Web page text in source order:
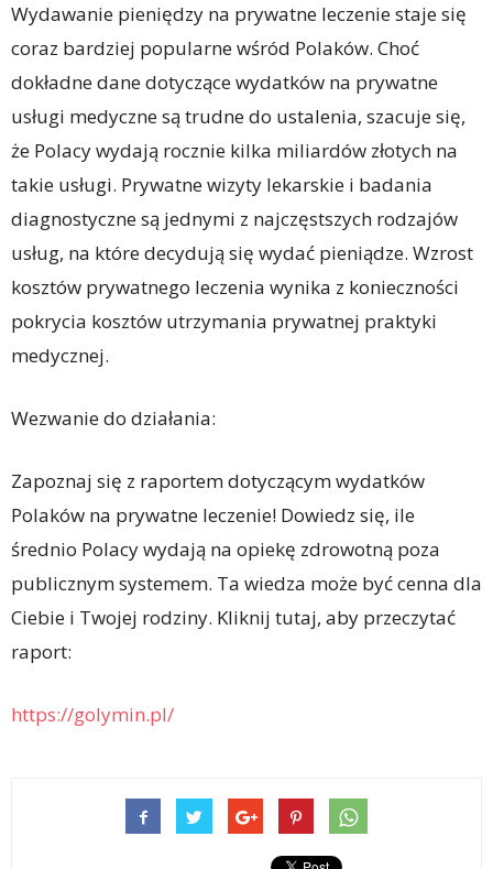
Wydawanie pieniędzy na prywatne leczenie staje się
coraz bardziej popularne wśród Polaków. Choć
dokładne dane dotyczące wydatków na prywatne
usługi medyczne są trudne do ustalenia, szacuje się,
że Polacy wydają rocznie kilka miliardów złotych na
takie usługi. Prywatne wizyty lekarskie i badania
diagnostyczne są jednymi z najczęstszych rodzajów
usług, na które decydują się wydać pieniądze. Wzrost
kosztów prywatnego leczenia wynika z konieczności
pokrycia kosztów utrzymania prywatnej praktyki
medycznej.
Wezwanie do działania:
Zapoznaj się z raportem dotyczącym wydatków
Polaków na prywatne leczenie! Dowiedz się, ile
średnio Polacy wydają na opiekę zdrowotną poza
publicznym systemem. Ta wiedza może być cenna dla
Ciebie i Twojej rodziny. Kliknij tutaj, aby przeczytać
raport:
https://golymin.pl/